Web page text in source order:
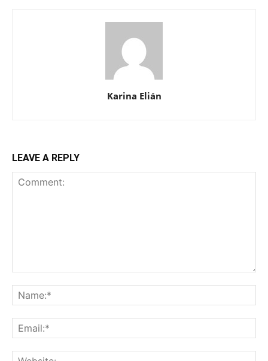
Karina Elián
LEAVE A REPLY